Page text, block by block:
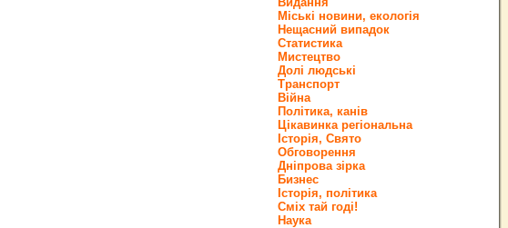
Міські новини, екологія
Нещасний випадок
Статистика
Мистецтво
Долі людські
Транспорт
Війна
Політика, канів
Цікавинка регіональна
Історія, Свято
Обговорення
Дніпрова зірка
Бизнес
Історія, політика
Сміх тай годі!
Наука